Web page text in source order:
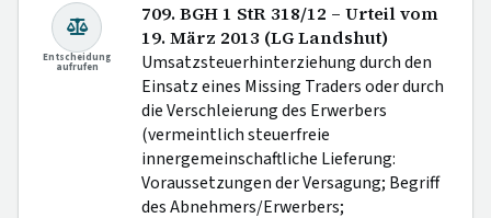
Entscheidung
aufrufen
709. BGH 1 StR 318/12 – Urteil vom
19. März 2013 (LG Landshut)
Umsatzsteuerhinterziehung durch den
Einsatz eines Missing Traders oder durch
die Verschleierung des Erwerbers
(vermeintlich steuerfreie
innergemeinschaftliche Lieferung:
Voraussetzungen der Versagung; Begriff
des Abnehmers/Erwerbers;